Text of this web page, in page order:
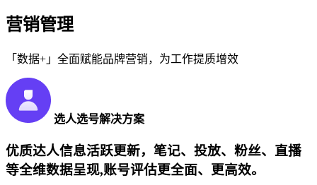
营销管理
「数据+」全面赋能品牌营销，为工作提质增效
选人选号解决方案
优质达人信息活跃更新，笔记、投放、粉丝、直播
等全维数据呈现,账号评估更全面、更高效。